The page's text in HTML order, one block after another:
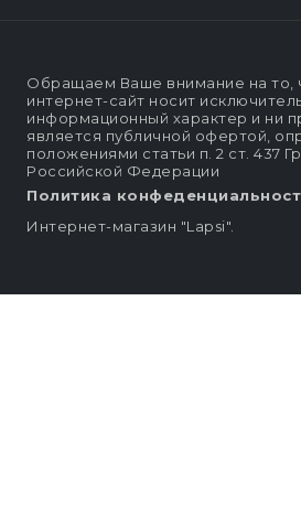
Обращаем Ваше внимание на то,
интернет-сайт носит
информационный характер и ни
является публичной офертой,
положениями статьи п. 2 ст. 437
Российской Федерации
Политика
Интернет-магазин "Lapsi".